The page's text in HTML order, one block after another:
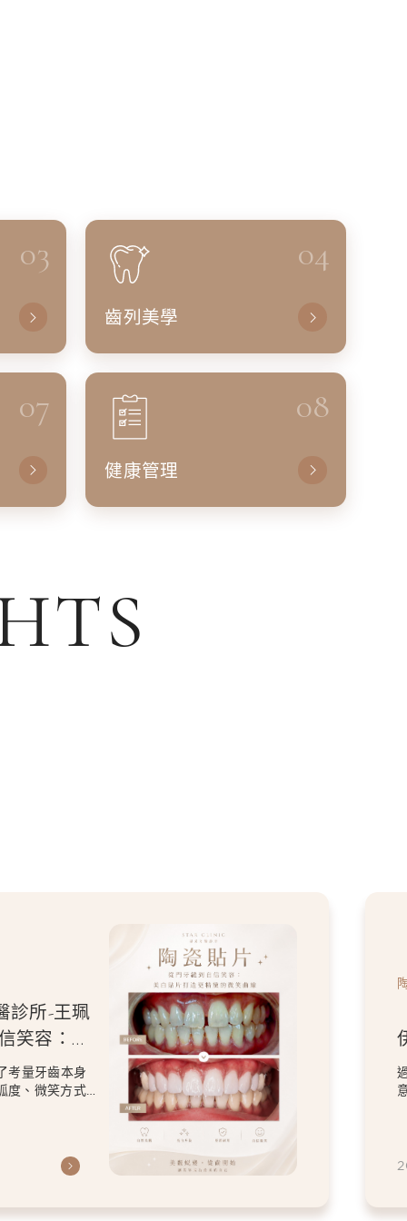
03 04
齒列美學
07 08
健康管理
診所-王珮
笑容：美
笑曲線
考量牙齒本身
度、微笑方式